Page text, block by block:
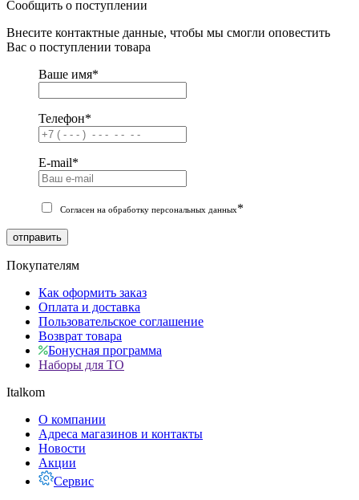
Сообщить о поступлении
Внесите контактные данные, чтобы мы смогли оповестить
Вас о поступлении товара
Ваше имя*
Телефон*
E-mail*
Согласен на обработку персональных данных*
отправить
Покупателям
Как оформить заказ
Оплата и доставка
Пользовательское соглашение
Возврат товара
Бонусная программа
Наборы для ТО
Italkom
О компании
Адреса магазинов и контакты
Новости
Акции
Сервис